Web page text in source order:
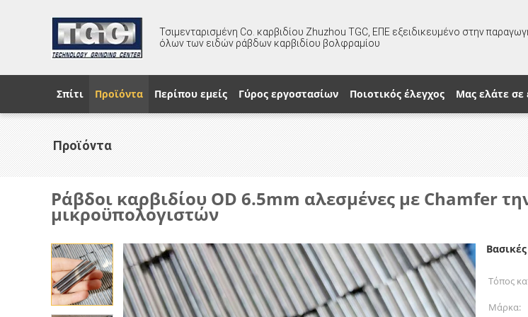
Τσιμενταρισμένη Co. καρβιδίου Zhuzhou TGC, ΕΠΕ εξειδικευμένο στην
όλων των ειδών ράβδων καρβιδίου βολφραμίου
Σπίτι Προϊόντα Περίπου εμείς Γύρος εργοστασίων Ποιοτικός έλεγχος Μας ελάτε
Προϊόντα
Ράβδοι καρβιδίου OD 6.5mm αλεσμένες με Chamfer
μικροϋπολογιστών
Τόπος
Μάρκα: